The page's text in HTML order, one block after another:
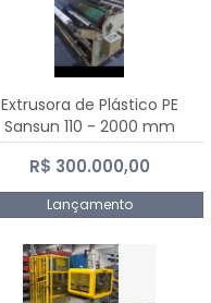
Extrusora de Plástico PE
Sansun 110 - 2000 mm
R$ 300.000,00
Lançamento